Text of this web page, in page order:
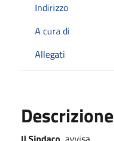
Indirizzo
A cura di
Allegati
Descrizione